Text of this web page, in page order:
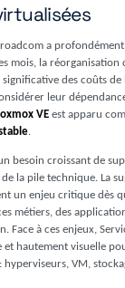
a
mois, la réorganisation
des coûts
leur
VEest apparu
.
besoin croissant de
la pile technique. La
un enjeu critique dès
métiers, des
Face à ces enjeux,
et hautement visuelle
hyperviseurs, VM,